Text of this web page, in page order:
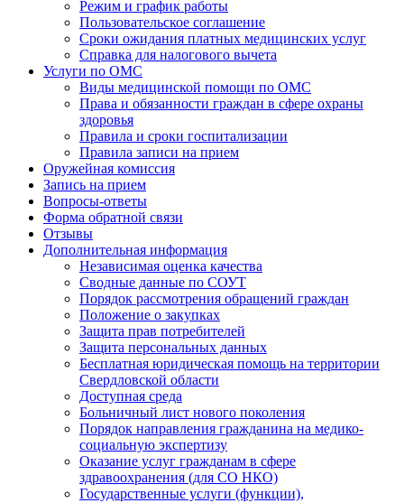
Режим и график работы
Пользовательское соглашение
Сроки ожидания платных медицинских услуг
Справка для налогового вычета
Услуги по ОМС
Виды медицинской помощи по ОМС
Права и обязанности граждан в сфере охраны
здоровья
Правила и сроки госпитализации
Правила записи на прием
Оружейная комиссия
Запись на прием
Вопросы-ответы
Форма обратной связи
Отзывы
Дополнительная информация
Независимая оценка качества
Сводные данные по СОУТ
Порядок рассмотрения обращений граждан
Положение о закупках
Защита прав потребителей
Защита персональных данных
Бесплатная юридическая помощь на территории
Свердловской области
Доступная среда
Больничный лист нового поколения
Порядок направления гражданина на медико-
социальную экспертизу
Оказание услуг гражданам в сфере
здравоохранения (для СО НКО)
Государственные услуги (функции),